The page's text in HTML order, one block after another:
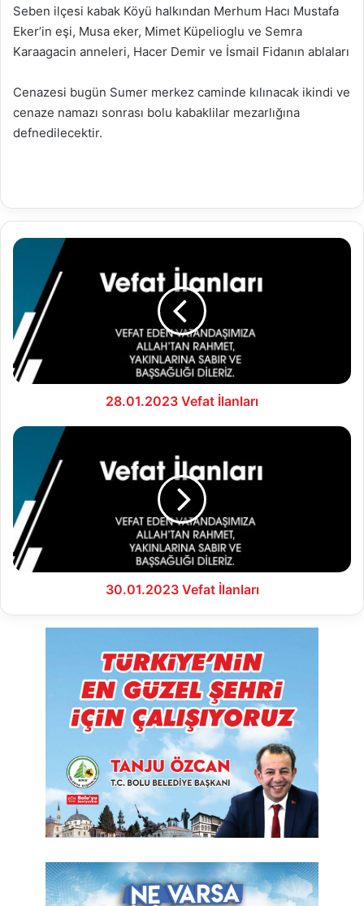
Seben ilçesi kabak Köyü halkından Merhum Hacı Mustafa
Eker’in eşi, Musa eker, Mimet Küpelioglu ve Semra
Karaagacin anneleri, Hacer Demir ve İsmail Fidanın ablaları
Cenazesi bugün Sumer merkez caminde kılınacak ikindi ve
cenaze namazı sonrası bolu kabaklilar mezarlığına
defnedilecektir.
28.01.2023
28.01.2023 Vefat İlanları
30.01.2023
30.01.2023 Vefat İlanları